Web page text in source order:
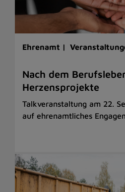
Ehrenamt |
Nach dem
Herzensprojekte
Talkveranstaltung am 22.
auf ehrenamtliches